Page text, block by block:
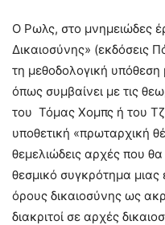
Ο Ρωλς, στο μνημειώδες
Δικαιοσύνης» (εκδόσεις
τη μεθοδολογική
όπως συμβαίνει με τις
του Τόμας Χομπς ή του
υποθετική «πρωταρχική
θεμελιώδεις αρχές που
θεσμικό συγκρότημα μιας
όρους δικαιοσύνης ως
διακριτοί σε αρχές